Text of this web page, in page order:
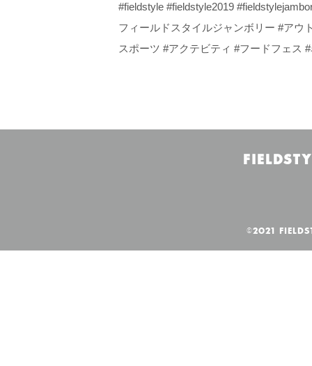
#fieldstyle #fieldstyle2019
フィールドスタイルジャンボリー #アウ
スポーツ #アクテビティ #フードフェス
©2021